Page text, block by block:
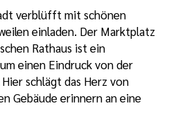
verblüfft mit schönen
einladen. Der Marktplatz
Rathaus ist ein
einen Eindruck von der
schlägt das Herz von
Gebäude erinnern an eine